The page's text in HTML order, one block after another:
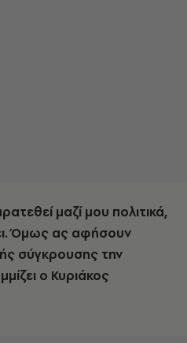
μαζί μου πολιτικά,
Όμως ας αφήσουν
σύγκρουσης την
ο Κυριάκος